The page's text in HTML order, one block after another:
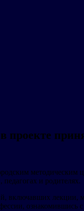
и родителях.
включавших лекции,
ознакомившись